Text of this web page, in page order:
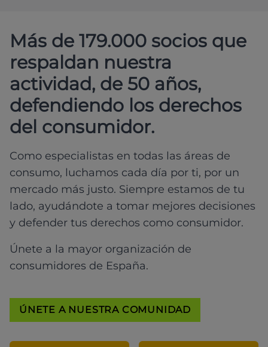
Más de 179.000 socios que
respaldan nuestra
actividad, de 50 años,
defendiendo los derechos
del consumidor.
Como especialistas en todas las áreas de
consumo, luchamos cada día por ti, por un
mercado más justo. Siempre estamos de tu
lado, ayudándote a tomar mejores decisiones
y defender tus derechos como consumidor.
Únete a la mayor organización de
consumidores de España.
ÚNETE A NUESTRA COMUNIDAD